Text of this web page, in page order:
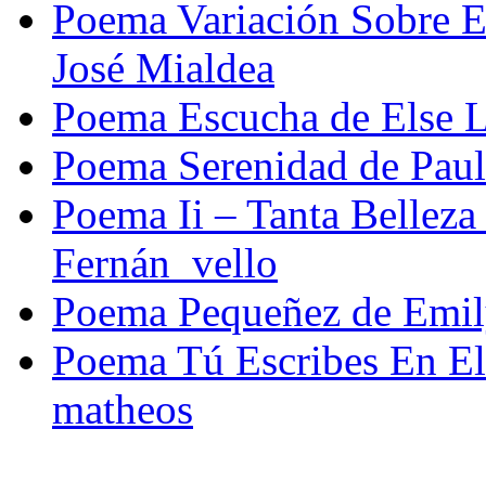
Poema Variación Sobre
José Mialdea
Poema Escucha de Else
Poema Serenidad de
Poema Ii – Tanta
Fernán_vello
Poema Pequeñez de
Poema Tú Escribes En
matheos